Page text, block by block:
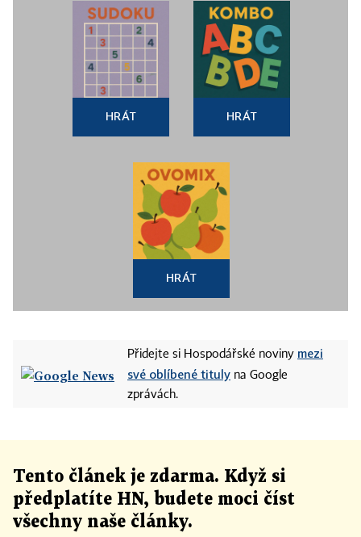
HRÁT HRÁT
HRÁT
Přidejte si Hospodářské noviny mezi
své oblíbené tituly na Google
zprávách.
Tento článek je zdarma. Když si
předplatíte HN, budete moci číst
všechny naše články.